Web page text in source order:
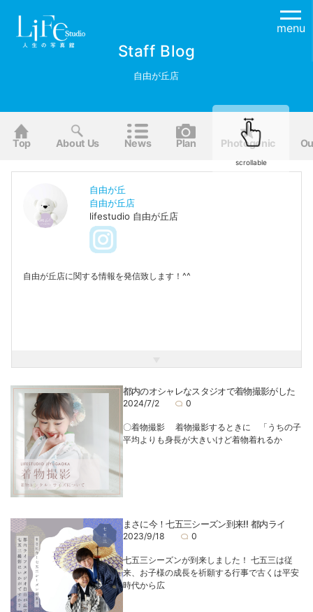
menu
Staff Blog
自由が丘店
Top About Us News Plan Photogenic
scrollable
自由が丘
自由が丘店
lifestudio 自由が丘店
自由が丘店に関する情報を発信致します！^^
都内のオシャレなスタジオで着物撮影がした
2024/7/2 0
〇着物撮影 着物撮影するときに 「うちの子
平均よりも身長が大きいけど着物着れるか
まさに今！七五三シーズン到来‼ 都内ライ
2023/9/18 0
七五三シーズンが到来しました！ 七五三は従
来、お子様の成長を祈願する行事で古くは平安
時代から広